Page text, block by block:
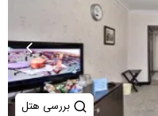
بررسی هتل